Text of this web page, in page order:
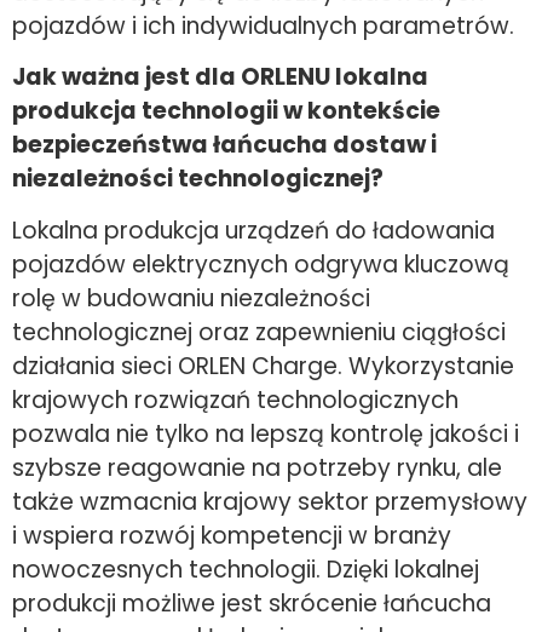
pojazdów i ich indywidualnych parametrów.
Jak ważna jest dla ORLENU lokalna
produkcja technologii w kontekście
bezpieczeństwa łańcucha dostaw i
niezależności technologicznej?
Lokalna produkcja urządzeń do ładowania
pojazdów elektrycznych odgrywa kluczową
rolę w budowaniu niezależności
technologicznej oraz zapewnieniu ciągłości
działania sieci ORLEN Charge. Wykorzystanie
krajowych rozwiązań technologicznych
pozwala nie tylko na lepszą kontrolę jakości i
szybsze reagowanie na potrzeby rynku, ale
także wzmacnia krajowy sektor przemysłowy
i wspiera rozwój kompetencji w branży
nowoczesnych technologii. Dzięki lokalnej
produkcji możliwe jest skrócenie łańcucha